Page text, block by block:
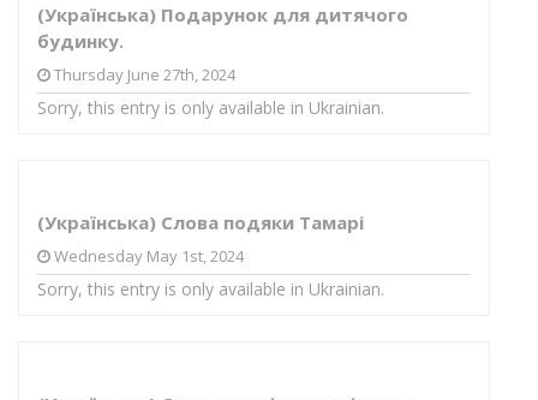
(Українська) Подарунок для дитячого
будинку.
Thursday June 27th, 2024
Sorry, this entry is only available in Ukrainian.
(Українська) Слова подяки Тамарі
Wednesday May 1st, 2024
Sorry, this entry is only available in Ukrainian.